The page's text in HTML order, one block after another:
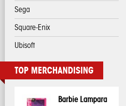
Sega
Square-Enix
Ubisoft
TOP MERCHANDISING
Barbie Lampara